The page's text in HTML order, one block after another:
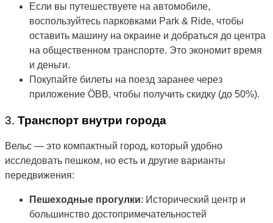
Если вы путешествуете на автомобиле,
воспользуйтесь парковками Park & Ride, чтобы
оставить машину на окраине и добраться до центра
на общественном транспорте. Это экономит время
и деньги.
Покупайте билеты на поезд заранее через
приложение ÖBB, чтобы получить скидку (до 50%).
3. Транспорт внутри города
Вельс — это компактный город, который удобно
исследовать пешком, но есть и другие варианты
передвижения:
Пешеходные прогулки: Исторический центр и
большинство достопримечательностей